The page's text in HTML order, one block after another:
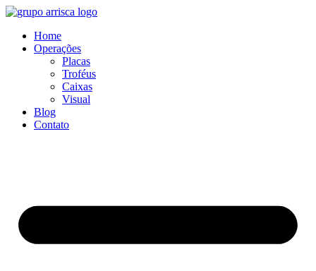
Home
Operações
Placas
Troféus
Caixas
Visual
Blog
Contato